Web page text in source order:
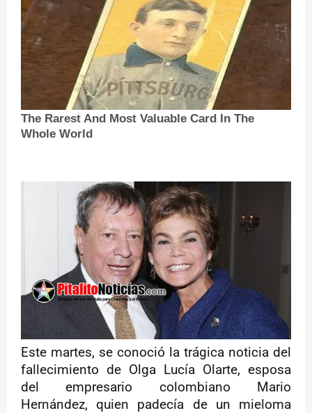
Este martes, se conoció la trágica noticia del
fallecimiento de Olga Lucía Olarte, esposa
del empresario colombiano Mario
Hernández, quien padecía de un mieloma